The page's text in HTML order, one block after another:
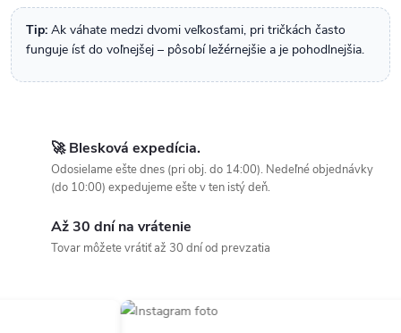
Tip: Ak váhate medzi dvomi veľkosťami, pri tričkách často
funguje ísť do voľnejšej – pôsobí ležérnejšie a je pohodlnejšia.
🚀 Blesková expedícia.
Odosielame ešte dnes (pri obj. do 14:00). Nedeľné objednávky
(do 10:00) expedujeme ešte v ten istý deň.
Až 30 dní na vrátenie
Tovar môžete vrátiť až 30 dní od prevzatia